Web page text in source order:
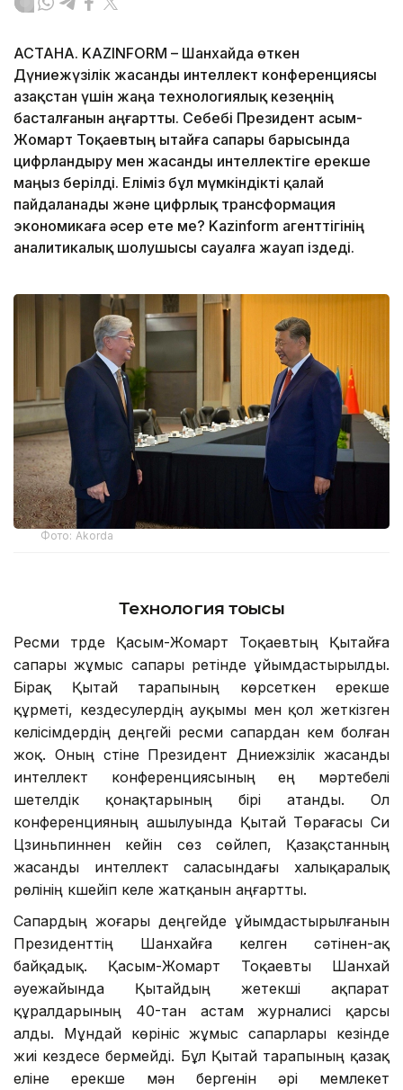
АСТАНА. KAZINFORM – Шанхайда өткен
Дүниежүзілік жасанды интеллект конференциясы
Қазақстан үшін жаңа технологиялық кезеңнің
басталғанын аңғартты. Себебі Президент Қасым-
Жомарт Тоқаевтың Қытайға сапары барысында
цифрландыру мен жасанды интеллектіге ерекше
маңыз берілді. Еліміз бұл мүмкіндікті қалай
пайдаланады және цифрлық трансформация
экономикаға әсер ете ме? Kazinform агенттігінің
аналитикалық шолушысы сауалға жауап іздеді.
Фото: Аkorda
Технология тоғысы
Ресми түрде Қасым-Жомарт Тоқаевтың Қытайға
сапары жұмыс сапары ретінде ұйымдастырылды.
Бірақ Қытай тарапының көрсеткен ерекше
құрметі, кездесулердің ауқымы мен қол жеткізген
келісімдердің деңгейі ресми сапардан кем болған
жоқ. Оның үстіне Президент Дүниежүзілік жасанды
интеллект конференциясының ең мәртебелі
шетелдік қонақтарының бірі атанды. Ол
конференцияның ашылуында Қытай Төрағасы Си
Цзиньпиннен кейін сөз сөйлеп, Қазақстанның
жасанды интеллект саласындағы халықаралық
рөлінің күшейіп келе жатқанын аңғартты.
Сапардың жоғары деңгейде ұйымдастырылғанын
Президенттің Шанхайға келген сәтінен-ақ
байқадық. Қасым-Жомарт Тоқаевты Шанхай
әуежайында Қытайдың жетекші ақпарат
құралдарының 40-тан астам журналисі қарсы
алды. Мұндай көрініс жұмыс сапарлары кезінде
жиі кездесе бермейді. Бұл Қытай тарапының қазақ
еліне ерекше мән бергенін әрі мемлекет